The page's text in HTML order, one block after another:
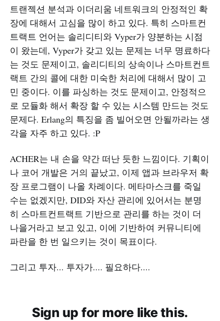
트랜젝션 분석과 이더리움 네트워크의 안정적인 확
장에 대해서 고심을 많이 하고 있다. 특히 스마트컨
트랙트 언어는 솔리디티와 Vyper가 양분하는 시점
이 왔는데, Vyper가 갖고 있는 문제는 너무 명료하다
는 것도 문제이고, 솔리디티의 상속이나 스마트컨트
랙트 간의 콜에 대한 미숙한 처리에 대해서 많이 고
민 중이다. 이를 파싱하는 것도 문제이고, 안정적으
로 모듈화 해서 확장 할 수 있는 시스템 만드는 것도
문제다. Erlang의 특징을 좀 빌어오면 안될까라는 생
각을 자주 하고 있다. :P
ACHER는 내 손을 약간 떠난 듯한 느낌이다. 기획이
나 코어 개발은 거의 끝났고, 이제 앱과 브라우저 확
장 프로그램이 나올 차례이다. 메타마스크를 죽일
수는 없겠지만, DID와 자산 관리에 있어서는 분명
히 스마트컨트랙트 기반으로 관리를 하는 것이 더
나을거라고 보고 있고, 이에 기반하여 커뮤니티에
파란을 한 번 일으키는 것이 목표이다.
그리고 투자... 투자가.... 필요하다....
Sign up for more like this.